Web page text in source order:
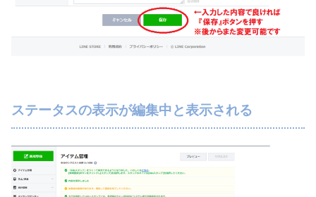
ステータスの表示が編集中と表示される